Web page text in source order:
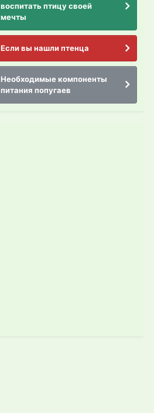
воспитать птицу своей
мечты
Если вы нашли птенца
Необходимые компоненты
питания попугаев